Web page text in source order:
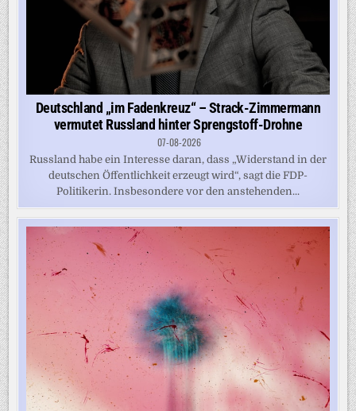
Deutschland „im Fadenkreuz“ – Strack-Zimmermann
vermutet Russland hinter Sprengstoff-Drohne
07-08-2026
Russland habe ein Interesse daran, dass „Widerstand in der
deutschen Öffentlichkeit erzeugt wird“, sagt die FDP-
Politikerin. Insbesondere vor den anstehenden...